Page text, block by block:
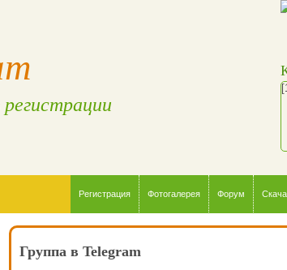
Регистрация Фотогалерея Форум
Группа в Telegram